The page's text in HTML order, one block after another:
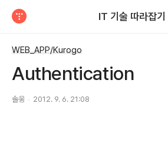
IT 기술 따라잡기
WEB_APP/Kurogo
Authentication
솔웅 2012. 9. 6. 21:08